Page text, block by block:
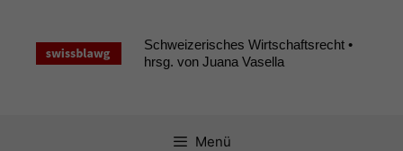
springen
Schweizerisches Wirtschaftsrecht •
hrsg. von Juana Vasella
Menü